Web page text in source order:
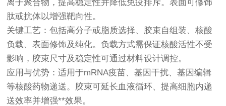
离子聚合物，提高稳定性并降低免疫排斥。表面可修饰
肽或抗体以增强靶向性。
关键工艺：包括高分子或脂质选择、胶束自组装、核酸
负载、表面修饰及纯化。负载方式需保证核酸活性不受
影响，胶束尺寸及稳定性可通过材料设计调控。
应用与优势：适用于mRNA疫苗、基因干扰、基因编辑
等核酸药物递送。胶束可延长血液循环、提高细胞内递
送效率并增强**效果。